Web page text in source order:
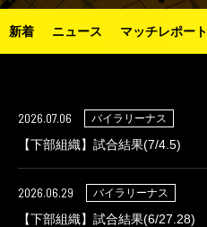
新着 ニュース マッチレポート
2026.07.06 バイラリーナス
【下部組織】試合結果(7/4.5)
2026.06.29 バイラリーナス
【下部組織】試合結果(6/27.28)